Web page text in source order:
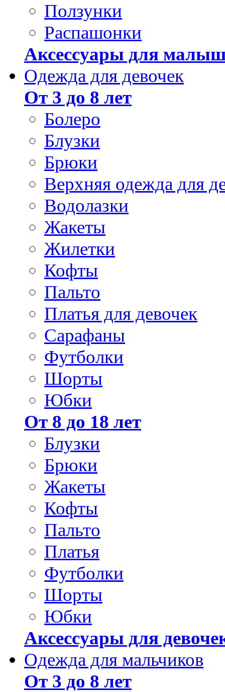
Ползунки
Распашонки
Аксессуары для
Одежда для девочек
От 3 до 8 лет
Болеро
Блузки
Брюки
Верхняя одежда для
Водолазки
Жакеты
Жилетки
Кофты
Пальто
Платья для девочек
Сарафаны
Футболки
Шорты
Юбки
От 8 до 18 лет
Блузки
Брюки
Жакеты
Кофты
Пальто
Платья
Футболки
Шорты
Юбки
Аксессуары для
Одежда для мальчиков
От 3 до 8 лет